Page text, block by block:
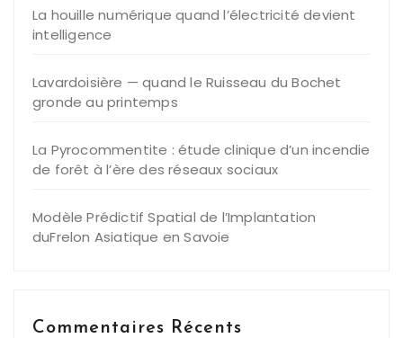
La houille numérique quand l’électricité devient
intelligence
Lavardoisière — quand le Ruisseau du Bochet
gronde au printemps
La Pyrocommentite : étude clinique d’un incendie
de forêt à l’ère des réseaux sociaux
Modèle Prédictif Spatial de l’Implantation
duFrelon Asiatique en Savoie
Commentaires Récents